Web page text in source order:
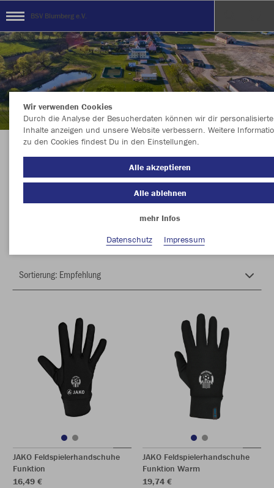
BSV Blumberg e.V.
Herzlich Willkommen im Teamshop BSV
Blumberg e.V.
JAKO Feldspielerhandschuhe
Funktion
16,49 €
JAKO Feldspielerhandschuhe
Funktion Warm
19,74 €
Wir verwenden Cookies
Durch die Analyse der Besucherdaten können wir dir personalisierte
Inhalte anzeigen und unsere Website verbessern. Weitere
zu den Cookies findest Du in den Einstellungen.
Alle akzeptieren
Alle ablehnen
mehr Infos
Datenschutz
Impressum